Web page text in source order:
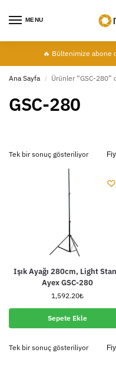
MENU
🔥 Bültenimize abone
Ana Sayfa / Ürünler “GSC-
GSC-280
Tek bir sonuç gösteriliyor
Işık Ayağı 280cm, Light
Ayex GSC-280
1,592.20₺
Sepete Ekle
Tek bir sonuç gösteriliyor